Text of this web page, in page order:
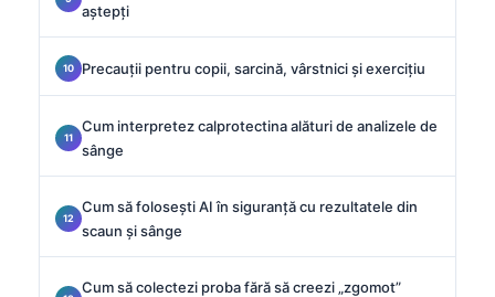
aștepți
Precauții pentru copii, sarcină, vârstnici și exercițiu
Cum interpretez calprotectina alături de analizele de
sânge
Cum să folosești AI în siguranță cu rezultatele din
scaun și sânge
Cum să colectezi proba fără să creezi „zgomot”